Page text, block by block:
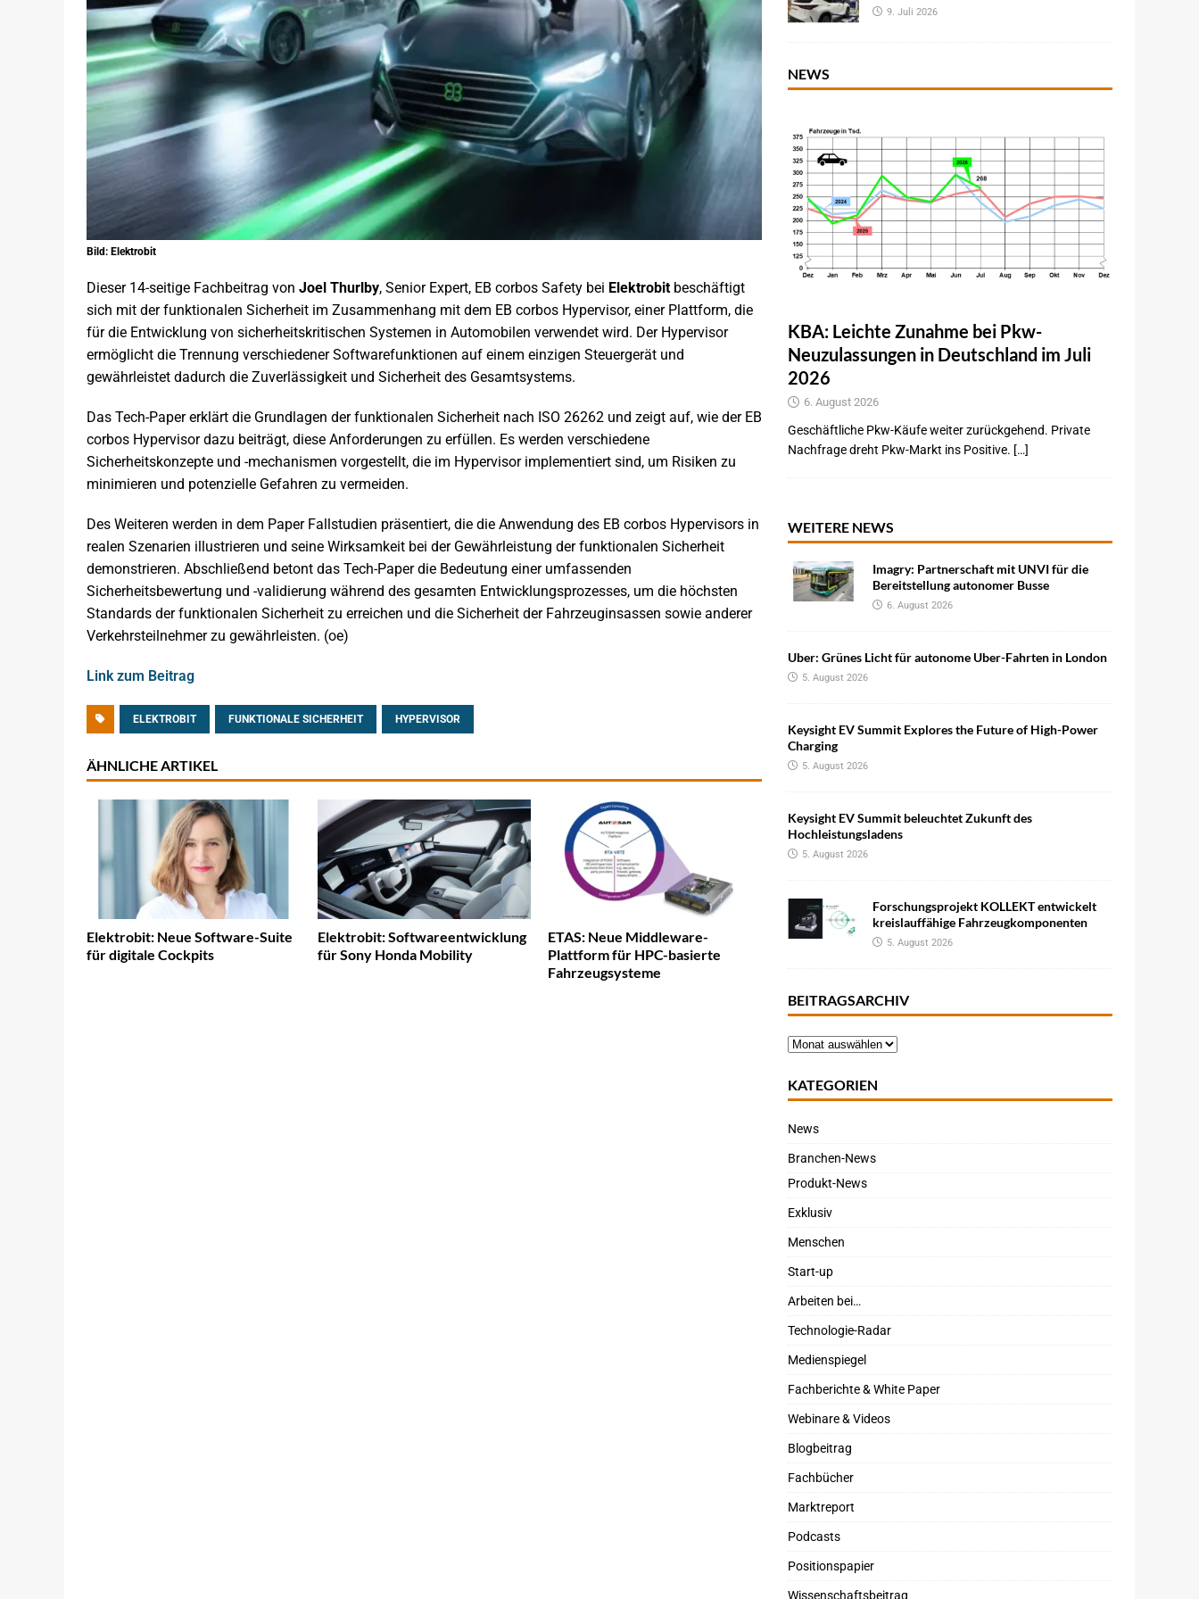
Bild: Elektrobit
Dieser 14-seitige Fachbeitrag von Joel Thurlby, Senior Expert, EB corbos Safety bei Elektrobit beschäftigt
sich mit der funktionalen Sicherheit im Zusammenhang mit dem EB corbos Hypervisor, einer Plattform, die
für die Entwicklung von sicherheitskritischen Systemen in Automobilen verwendet wird. Der Hypervisor
ermöglicht die Trennung verschiedener Softwarefunktionen auf einem einzigen Steuergerät und
gewährleistet dadurch die Zuverlässigkeit und Sicherheit des Gesamtsystems.
Das Tech-Paper erklärt die Grundlagen der funktionalen Sicherheit nach ISO 26262 und zeigt auf, wie der EB
corbos Hypervisor dazu beiträgt, diese Anforderungen zu erfüllen. Es werden verschiedene
Sicherheitskonzepte und -mechanismen vorgestellt, die im Hypervisor implementiert sind, um Risiken zu
minimieren und potenzielle Gefahren zu vermeiden.
Des Weiteren werden in dem Paper Fallstudien präsentiert, die die Anwendung des EB corbos Hypervisors in
realen Szenarien illustrieren und seine Wirksamkeit bei der Gewährleistung der funktionalen Sicherheit
demonstrieren. Abschließend betont das Tech-Paper die Bedeutung einer umfassenden
Sicherheitsbewertung und -validierung während des gesamten Entwicklungsprozesses, um die höchsten
Standards der funktionalen Sicherheit zu erreichen und die Sicherheit der Fahrzeuginsassen sowie anderer
Verkehrsteilnehmer zu gewährleisten. (oe)
Link zum Beitrag
ELEKTROBIT FUNKTIONALE SICHERHEIT HYPERVISOR
ÄHNLICHE ARTIKEL
Elektrobit: Neue Software-Suite
für digitale Cockpits
Elektrobit: Softwareentwicklung
für Sony Honda Mobility
ETAS: Neue Middleware-
Plattform für HPC-basierte
Fahrzeugsysteme
9. Juli 2026
NEWS
KBA: Leichte Zunahme bei Pkw-
Neuzulassungen in Deutschland im Juli
2026
6. August 2026
Geschäftliche Pkw-Käufe weiter zurückgehend. Private
Nachfrage dreht Pkw-Markt ins Positive. […]
WEITERE NEWS
Imagry: Partnerschaft mit UNVI für die
Bereitstellung autonomer Busse
6. August 2026
Uber: Grünes Licht für autonome Uber-Fahrten in London
5. August 2026
Keysight EV Summit Explores the Future of High-Power
Charging
5. August 2026
Keysight EV Summit beleuchtet Zukunft des
Hochleistungsladens
5. August 2026
Forschungsprojekt KOLLEKT entwickelt
kreislauffähige Fahrzeugkomponenten
5. August 2026
BEITRAGSARCHIV
KATEGORIEN
News
Branchen-News
Produkt-News
Exklusiv
Menschen
Start-up
Arbeiten bei…
Technologie-Radar
Medienspiegel
Fachberichte & White Paper
Webinare & Videos
Blogbeitrag
Fachbücher
Marktreport
Podcasts
Positionspapier
Wissenschaftsbeitrag